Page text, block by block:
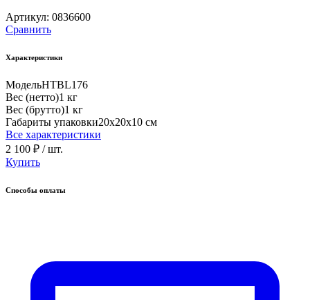
Артикул: 0836600
Сравнить
Характеристики
МодельHTBL176
Вес (нетто)1 кг
Вес (брутто)1 кг
Габариты упаковки20х20х10 см
Все характеристики
2 100 ₽ / шт.
Купить
Способы оплаты